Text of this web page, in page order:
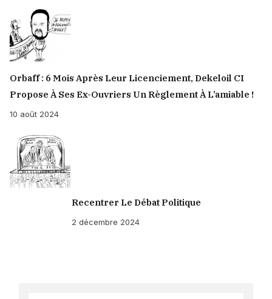
Orbaff : 6 Mois Après Leur Licenciement, Dekeloil CI
Propose À Ses Ex-Ouvriers Un Règlement À L’amiable !
10 août 2024
Recentrer Le Débat Politique
2 décembre 2024